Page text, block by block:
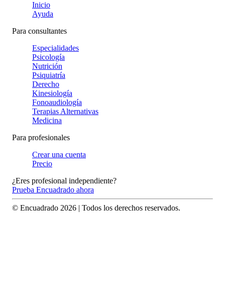
Inicio
Ayuda
Para consultantes
Especialidades
Psicología
Nutrición
Psiquiatría
Derecho
Kinesiología
Fonoaudiología
Terapias Alternativas
Medicina
Para profesionales
Crear una cuenta
Precio
¿Eres profesional independiente?
Prueba Encuadrado ahora
© Encuadrado 2026 | Todos los derechos reservados.